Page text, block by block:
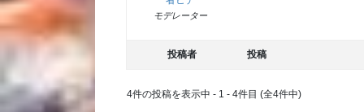
モデレーター
投稿者 投稿
4件の投稿を表示中 - 1 - 4件目 (全4件中)